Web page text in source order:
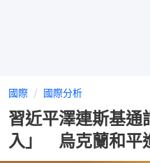
國際 國際分析
習近平澤連斯基通
入」 烏克蘭和平